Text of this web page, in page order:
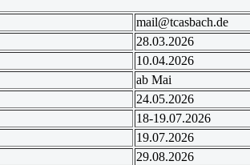
mail@tcasbach.de
28.03.2026
10.04.2026
ab Mai
24.05.2026
18-19.07.2026
19.07.2026
29.08.2026